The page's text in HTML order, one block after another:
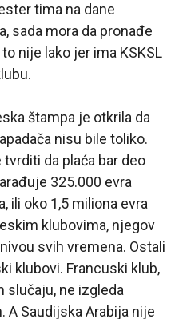
tima na dane
sada mora da pronađe
nije lako jer ima KSKSL
štampa je otkrila da
nisu bile toliko.
da plaća bar deo
325.000 evra
ili oko 1,5 miliona evra
klubovima, njegov
svih vremena. Ostali
klubovi. Francuski klub,
slučaju, ne izgleda
A Saudijska Arabija nije